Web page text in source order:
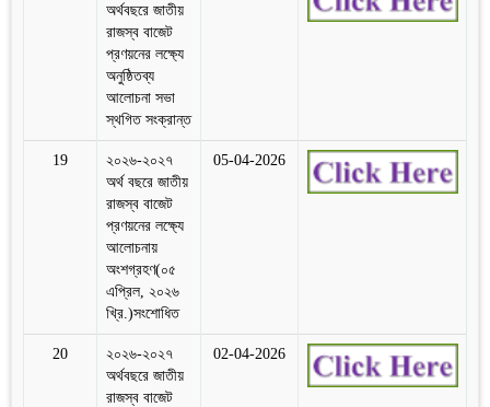
অর্থবছরে জাতীয়
রাজস্ব বাজেট
প্রণয়নের লক্ষ্যে
অনুষ্ঠিতব্য
আলোচনা সভা
স্থগিত সংক্রান্ত
19
২০২৬-২০২৭
অর্থ বছরে জাতীয়
রাজস্ব বাজেট
প্রণয়নের লক্ষ্যে
আলোচনায়
অংশগ্রহণ(০৫
এপ্রিল, ২০২৬
খ্রি.)সংশোধিত
05-04-2026
20
২০২৬-২০২৭
অর্থবছরে জাতীয়
রাজস্ব বাজেট
02-04-2026